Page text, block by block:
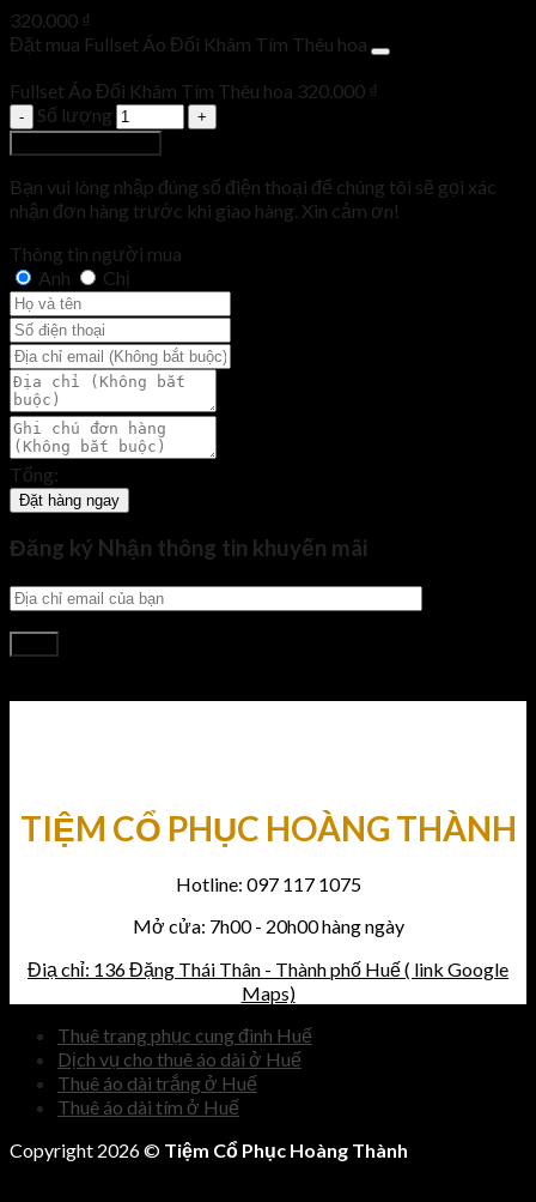
320.000 ₫
Đặt mua Fullset Áo Đối Khâm Tím Thêu hoa
Fullset Áo Đối Khâm Tím Thêu hoa 320.000 ₫
Số lượng
Bạn vui lòng nhập đúng số điện thoại để chúng tôi sẽ gọi xác
nhận đơn hàng trước khi giao hàng. Xin cảm ơn!
Thông tin người mua
Anh
Chị
Tổng:
Đặt hàng ngay
Đăng ký Nhận thông tin khuyến mãi
TIỆM CỔ PHỤC HOÀNG THÀNH
Hotline: 097 117 1075
Mở cửa: 7h00 - 20h00 hàng ngày
Điạ chỉ: 136 Đặng Thái Thân - Thành phố Huế ( link Google
Maps)
Thuê trang phục cung đình Huế
Dịch vụ cho thuê áo dài ở Huế
Thuê áo dài trắng ở Huế
Thuê áo dài tím ở Huế
Copyright 2026 © Tiệm Cổ Phục Hoàng Thành